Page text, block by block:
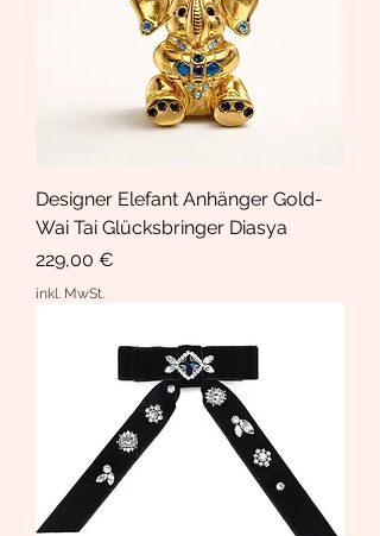
Designer Elefant Anhänger Gold-
Wai Tai Glücksbringer Diasya
Preis
229,00 €
inkl. MwSt.